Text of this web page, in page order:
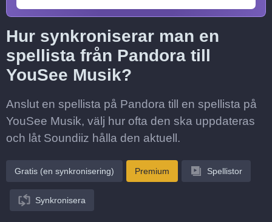
Hur synkroniserar man en
spellista från Pandora till
YouSee Musik?
Anslut en spellista på Pandora till en spellista på
YouSee Musik, välj hur ofta den ska uppdateras
och låt Soundiiz hålla den aktuell.
Gratis (en synkronisering) Premium Spellistor
Synkronisera